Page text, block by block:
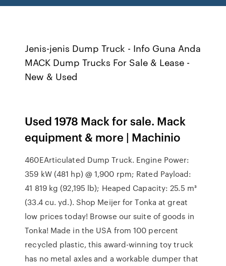
Jenis-jenis Dump Truck - Info Guna Anda
MACK Dump Trucks For Sale & Lease -
New & Used
Used 1978 Mack for sale. Mack
equipment & more | Machinio
460EArticulated Dump Truck. Engine Power:
359 kW (481 hp) @ 1,900 rpm; Rated Payload:
41 819 kg (92,195 lb); Heaped Capacity: 25.5 m³
(33.4 cu. yd.). Shop Meijer for Tonka at great
low prices today! Browse our suite of goods in
Tonka! Made in the USA from 100 percent
recycled plastic, this award-winning toy truck
has no metal axles and a workable dumper that